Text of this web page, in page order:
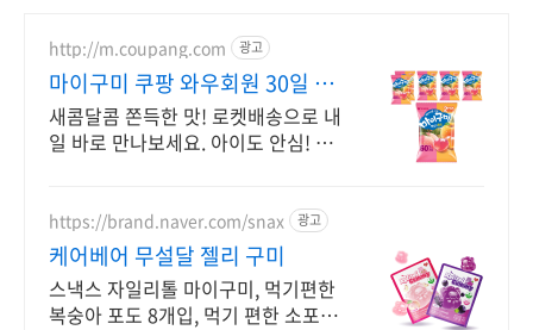
http://m.coupang.com 광고
마이구미 쿠팡 와우회원 30일 반
품
새콤달콤 쫀득한 맛! 로켓배송으로 내
일 바로 만나보세요. 아이도 안심! 치
https://brand.naver.com/snax 광고
케어베어 무설달 젤리 구미
스낵스 자일리톨 마이구미, 먹기편한
복숭아 포도 8개입, 먹기 편한 소포장